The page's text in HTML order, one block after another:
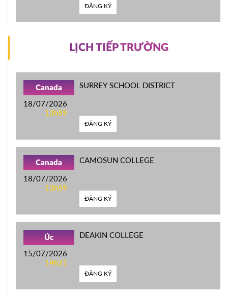
ĐĂNG KÝ
LỊCH TIẾP TRƯỜNG
Canada
18/07/2026
13h59
SURREY SCHOOL DISTRICT
ĐĂNG KÝ
Canada
18/07/2026
13h59
CAMOSUN COLLEGE
ĐĂNG KÝ
Úc
15/07/2026
14h21
DEAKIN COLLEGE
ĐĂNG KÝ